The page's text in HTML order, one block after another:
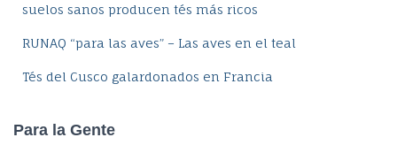
suelos sanos producen tés más ricos
RUNAQ “para las aves” – Las aves en el teal
Tés del Cusco galardonados en Francia
Para la Gente